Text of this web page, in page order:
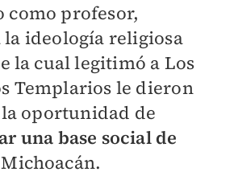
como profesor,
la ideología religiosa
la cual legitimó a Los
Templarios le dieron
la oportunidad de
una base social de